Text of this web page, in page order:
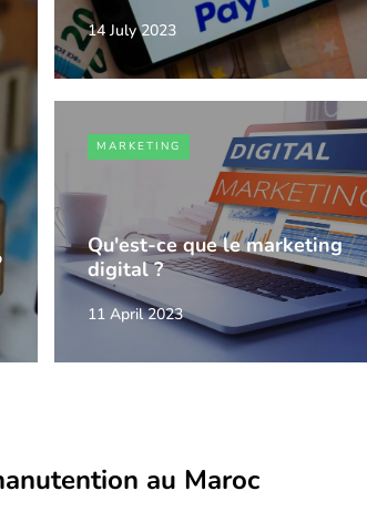
14 July 2023
MARKETING
Qu'est-ce que le marketing
digital ?
11 April 2023
au Maroc